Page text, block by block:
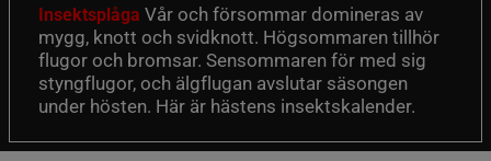
Insektsplåga Vår och försommar domineras av
mygg, knott och svidknott. Högsommaren tillhör
flugor och bromsar. Sensommaren för med sig
styngflugor, och älgflugan avslutar säsongen
under hösten. Här är hästens insektskalender.